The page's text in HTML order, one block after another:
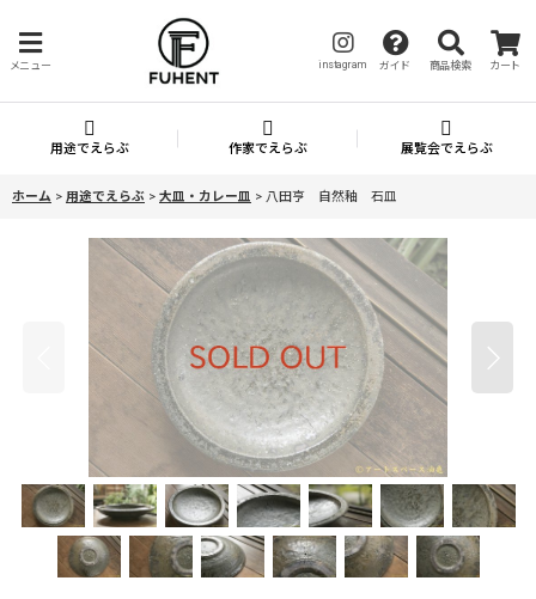
メニュー instagram ガイド 商品検索 カート
用途でえらぶ 作家でえらぶ 展覧会でえらぶ
ホーム > 用途でえらぶ > 大皿・カレー皿 > 八田亨 自然釉 石皿